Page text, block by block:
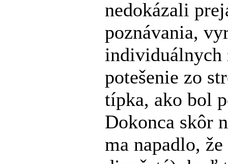
nedokázali
poznávania,
individuálnych
potešenie zo
típka, ako bol
Dokonca skôr
ma napadlo,